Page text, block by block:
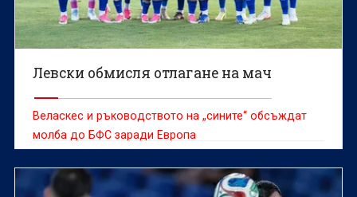
Левски обмисля отлагане на мач
Веласкес и ръководството на „сините“ обсъждат
молба до БФС заради Европа